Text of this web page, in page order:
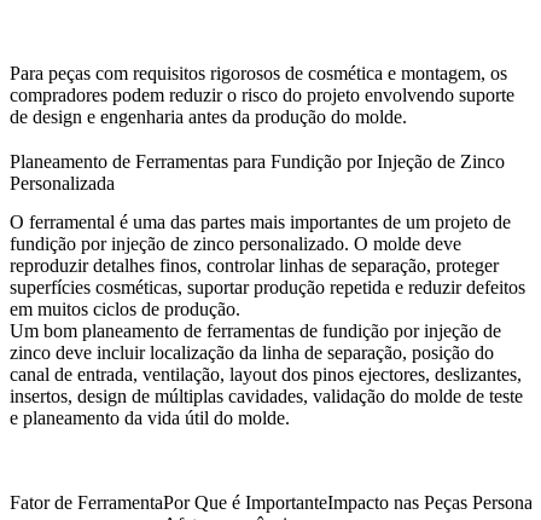
Para peças com requisitos rigorosos de cosmética e montagem, os
compradores podem reduzir o risco do projeto envolvendo suporte
de design e engenharia antes da produção do molde.
Planeamento de Ferramentas para Fundição por Injeção de Zinco
Personalizada
O ferramental é uma das partes mais importantes de um projeto de
fundição por injeção de zinco personalizado. O molde deve
reproduzir detalhes finos, controlar linhas de separação, proteger
superfícies cosméticas, suportar produção repetida e reduzir defeitos
em muitos ciclos de produção.
Um bom planeamento de ferramentas de fundição por injeção de
zinco deve incluir localização da linha de separação, posição do
canal de entrada, ventilação, layout dos pinos ejectores, deslizantes,
insertos, design de múltiplas cavidades, validação do molde de teste
e planeamento da vida útil do molde.
Fator de FerramentaPor Que é ImportanteImpacto nas Peças